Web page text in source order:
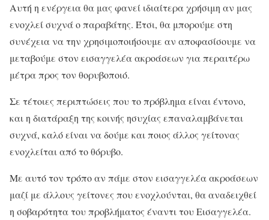
Αυτή η ενέργεια θα μας φανεί ιδιαίτερα χρήσιμη αν μας
ενοχλεί συχνά ο παραβάτης. Έτσι, θα μπορούμε στη
συνέχεια να την χρησιμοποιήσουμε αν αποφασίσουμε να
μεταβούμε στον εισαγγελέα ακροάσεων για περαιτέρω
μέτρα προς τον θορυβοποιό.
Σε τέτοιες περιπτώσεις που το πρόβλημα είναι έντονο,
και η διατάραξη της κοινής ησυχίας επαναλαμβάνεται
συχνά, καλό είναι να δούμε και ποιος άλλος γείτονας
ενοχλείται από το θόρυβο.
Με αυτό τον τρόπο αν πάμε στον εισαγγελέα ακροάσεων
μαζί με άλλους γείτονες που ενοχλούνται, θα αναδειχθεί
η σοβαρότητα του προβλήματος έναντι του Εισαγγελέα.